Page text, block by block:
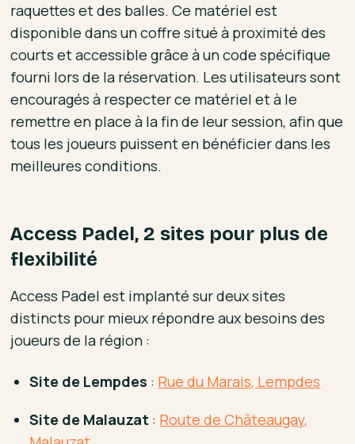
raquettes et des balles. Ce matériel est
disponible dans un coffre situé à proximité des
courts et accessible grâce à un code spécifique
fourni lors de la réservation. Les utilisateurs sont
encouragés à respecter ce matériel et à le
remettre en place à la fin de leur session, afin que
tous les joueurs puissent en bénéficier dans les
meilleures conditions.
Access Padel, 2 sites pour plus de
flexibilité
Access Padel est implanté sur deux sites
distincts pour mieux répondre aux besoins des
joueurs de la région :
Site de Lempdes : Rue du Marais, Lempdes
Site de Malauzat : Route de Châteaugay,